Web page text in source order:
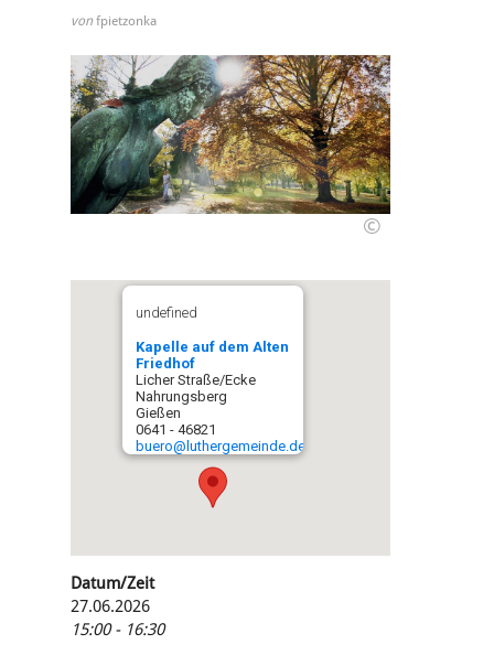
von fpietzonka
©
undefined
Kapelle auf dem Alten
Friedhof
Licher Straße/Ecke
Nahrungsberg
Gießen
0641 - 46821
buero@luthergemeinde.de
Datum/Zeit
27.06.2026
15:00 - 16:30